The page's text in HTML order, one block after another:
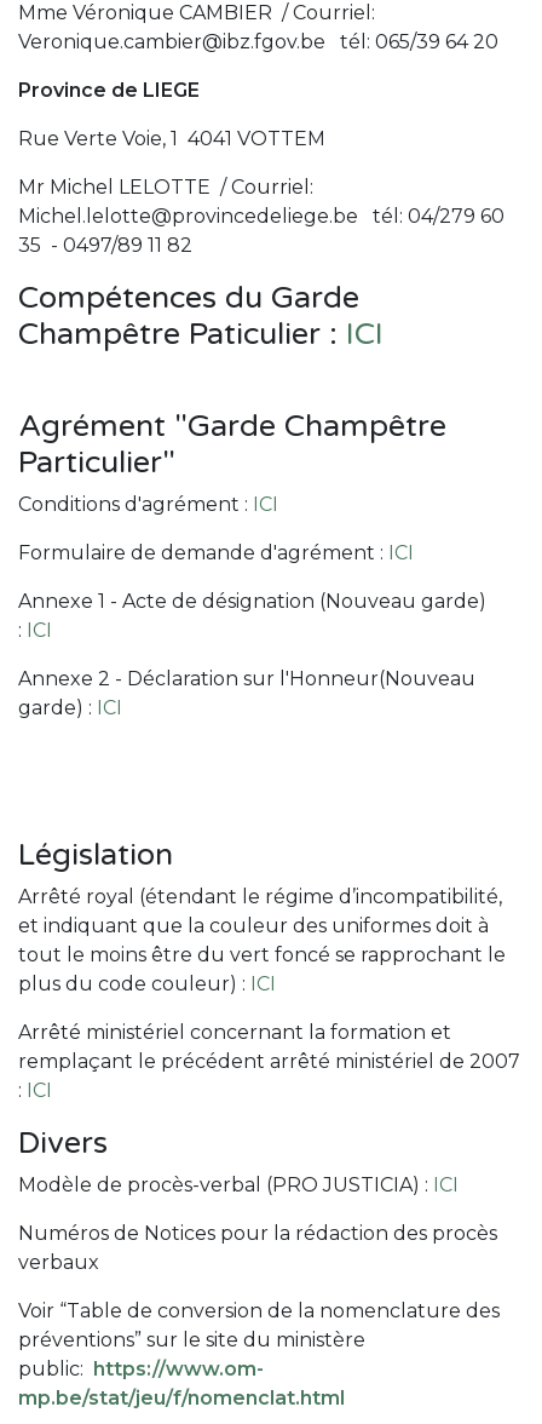
Mme Véronique CAMBIER / Courriel:
Veronique.cambier@ibz.fgov.be tél: 065/39 64 20
Province de LIEGE
Rue Verte Voie, 1 4041 VOTTEM
Mr Michel LELOTTE / Courriel:
Michel.lelotte@provincedeliege.be tél: 04/279 60
35 - 0497/89 11 82
Compétences du Garde
Champêtre Paticulier : ICI
Agrément "Garde Champêtre
Particulier"
Conditions d'agrément : ICI
Formulaire de demande d'agrément : ICI
Annexe 1 - Acte de désignation (Nouveau garde)
: ICI
Annexe 2 - Déclaration sur l'Honneur(Nouveau
garde) : ICI
Législation
Arrêté royal (étendant le régime d’incompatibilité,
et indiquant que la couleur des uniformes doit à
tout le moins être du vert foncé se rapprochant le
plus du code couleur) : ICI
Arrêté ministériel concernant la formation et
remplaçant le précédent arrêté ministériel de 2007
: ICI
Divers
Modèle de procès-verbal (PRO JUSTICIA) : ICI
Numéros de Notices pour la rédaction des procès
verbaux
Voir “Table de conversion de la nomenclature des
préventions” sur le site du ministère
public: https://www.om-
mp.be/stat/jeu/f/nomenclat.html